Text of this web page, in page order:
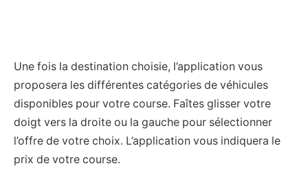
Une fois la destination choisie, l’application vous
proposera les différentes catégories de véhicules
disponibles pour votre course. Faîtes glisser votre
doigt vers la droite ou la gauche pour sélectionner
l’offre de votre choix. L’application vous indiquera le
prix de votre course.